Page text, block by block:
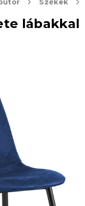
Székek
lábakkal